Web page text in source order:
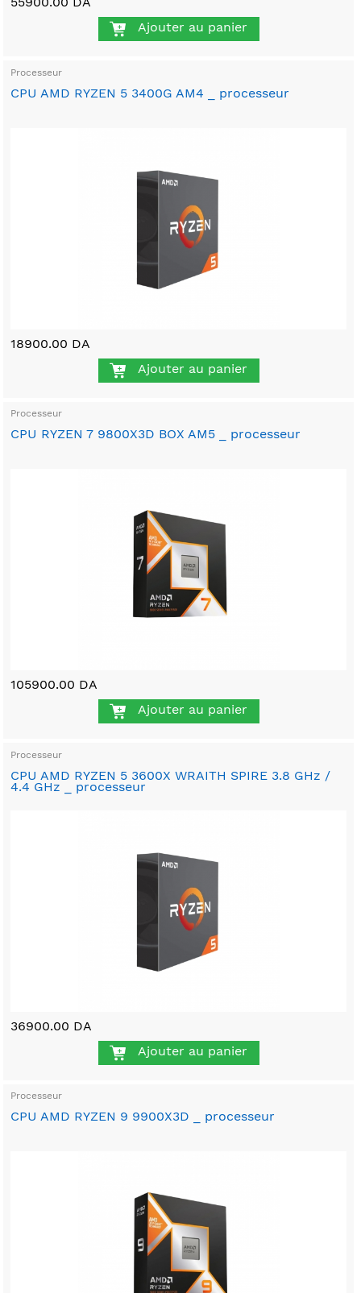
Ajouter au panier
Processeur
CPU AMD RYZEN 5 3400G AM4 _ processeur
18900.00 DA
Ajouter au panier
Processeur
CPU RYZEN 7 9800X3D BOX AM5 _ processeur
105900.00 DA
Ajouter au panier
Processeur
CPU AMD RYZEN 5 3600X WRAITH SPIRE 3.8 GHz /
4.4 GHz _ processeur
36900.00 DA
Ajouter au panier
Processeur
CPU AMD RYZEN 9 9900X3D _ processeur